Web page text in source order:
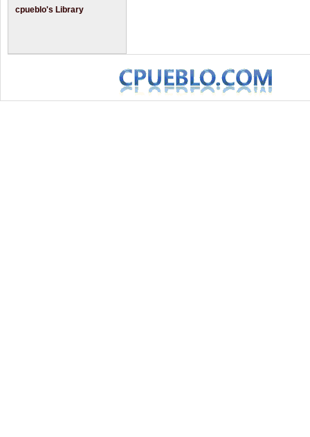
cpueblo's Library